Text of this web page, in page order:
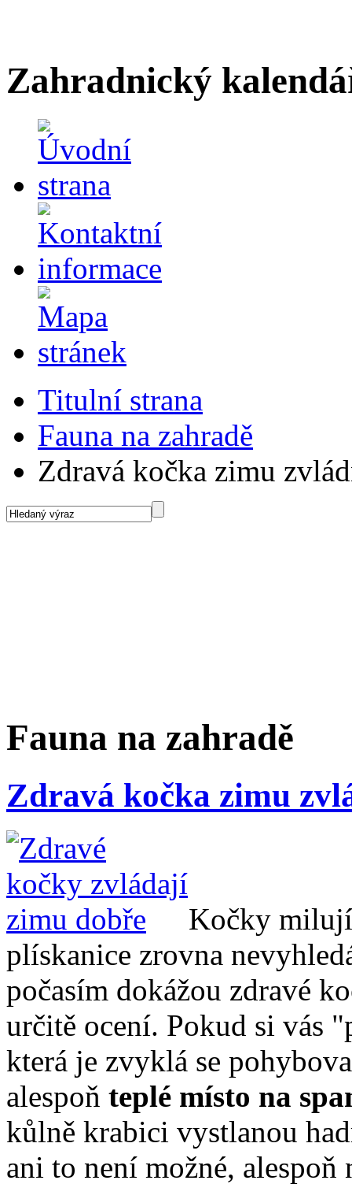
Zahradnický
Titulní strana
Fauna na zahradě
Zdravá kočka zimu
Fauna na zahradě
Zdravá kočka zimu
Kočky milují
plískanice zrovna
počasím dokážou zdravé
určitě ocení. Pokud si vás
která je zvyklá se
alespoň teplé místo na
kůlně krabici vystlanou
ani to není možné,